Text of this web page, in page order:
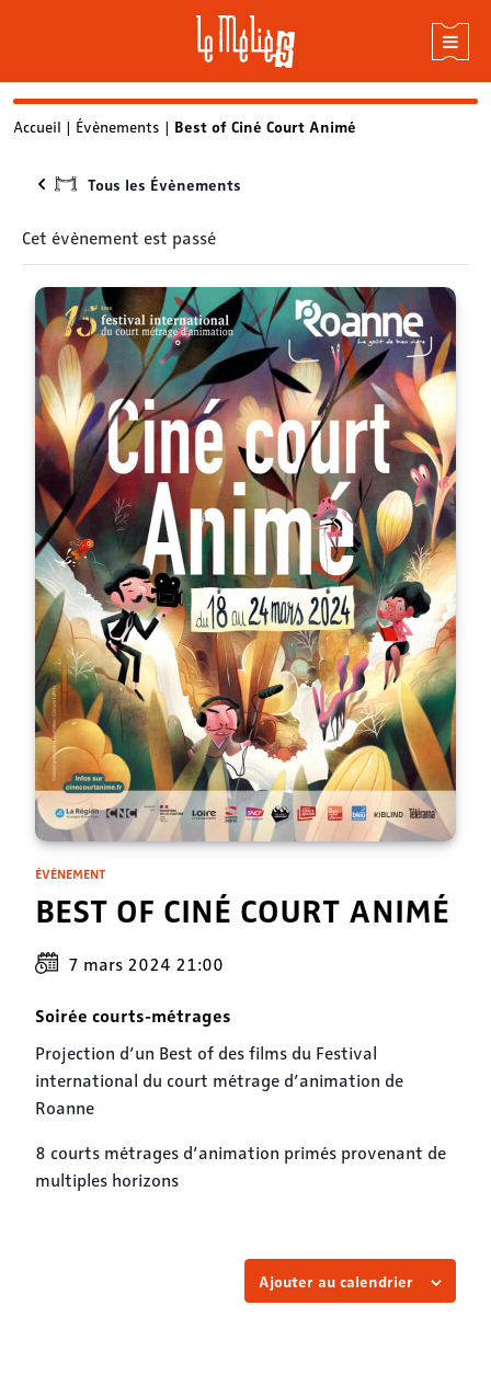
Skip
content
Accueil | Évènements | Best of Ciné Court Animé
Tous les Évènements
Cet évènement est passé
ÉVÈNEMENT
BEST OF CINÉ COURT ANIMÉ
7 mars 2024 21:00
Soirée courts-métrages
Projection d’un Best of des films du Festival
international du court métrage d’animation de
Roanne
8 courts métrages d’animation primés provenant de
multiples horizons
Ajouter au calendrier